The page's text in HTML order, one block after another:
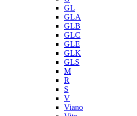
GL
GLA
GLB
GLC
GLE
GLK
GLS
M
R
S
V
Viano